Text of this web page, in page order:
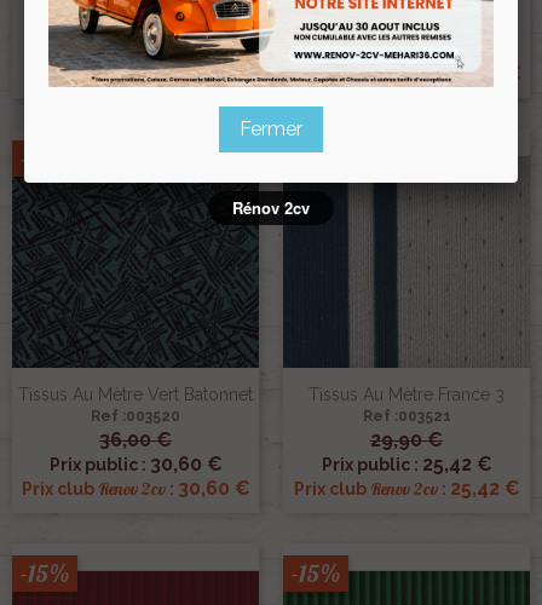
29,90 €
Prix public :25,42 €
Prix clubRenov 2cv:25,42 €
36,00 €
Prix public :30,60 €
Prix clubRenov 2cv:30,60 €
Tissus Au Mètre Vert Batonnet
Ref :003520
36,00 €
Prix public : 30,60 €
Prix club Renov 2cv: 30,60 €
-15%
Tissus Au Mètre France 3
Ref :003521
29,90 €
Prix public : 25,42 €
Prix club Renov 2cv: 25,42 €
-15%
-15% -15%
Fermer
Rénov 2cv